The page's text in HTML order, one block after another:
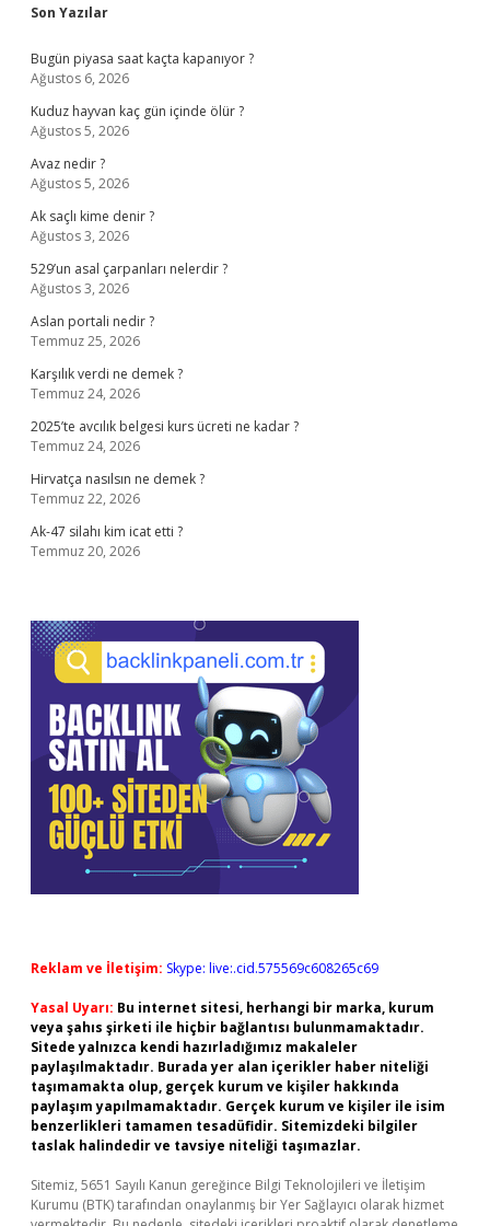
Sidebar
Son Yazılar
Bugün piyasa saat kaçta kapanıyor ?
Ağustos 6, 2026
Kuduz hayvan kaç gün içinde ölür ?
Ağustos 5, 2026
Avaz nedir ?
Ağustos 5, 2026
Ak saçlı kime denir ?
Ağustos 3, 2026
529’un asal çarpanları nelerdir ?
Ağustos 3, 2026
Aslan portali nedir ?
Temmuz 25, 2026
Karşılık verdi ne demek ?
Temmuz 24, 2026
2025’te avcılık belgesi kurs ücreti ne kadar ?
Temmuz 24, 2026
Hirvatça nasılsın ne demek ?
Temmuz 22, 2026
Ak-47 silahı kim icat etti ?
Temmuz 20, 2026
Reklam ve İletişim: Skype: live:.cid.575569c608265c69
Yasal Uyarı: Bu internet sitesi, herhangi bir marka, kurum
veya şahıs şirketi ile hiçbir bağlantısı bulunmamaktadır.
Sitede yalnızca kendi hazırladığımız makaleler
paylaşılmaktadır. Burada yer alan içerikler haber niteliği
taşımamakta olup, gerçek kurum ve kişiler hakkında
paylaşım yapılmamaktadır. Gerçek kurum ve kişiler ile isim
benzerlikleri tamamen tesadüfidir. Sitemizdeki bilgiler
taslak halindedir ve tavsiye niteliği taşımazlar.
Sitemiz, 5651 Sayılı Kanun gereğince Bilgi Teknolojileri ve İletişim
Kurumu (BTK) tarafından onaylanmış bir Yer Sağlayıcı olarak hizmet